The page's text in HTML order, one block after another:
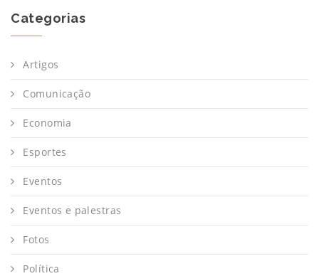
Categorias
Artigos
Comunicação
Economia
Esportes
Eventos
Eventos e palestras
Fotos
Política